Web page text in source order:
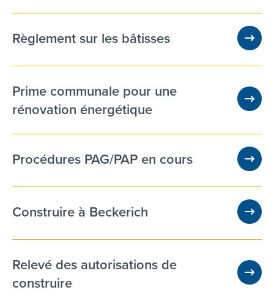
Règlement sur les bâtisses
Prime communale pour une
rénovation énergétique
Procédures PAG/PAP en cours
Construire à Beckerich
Relevé des autorisations de
construire